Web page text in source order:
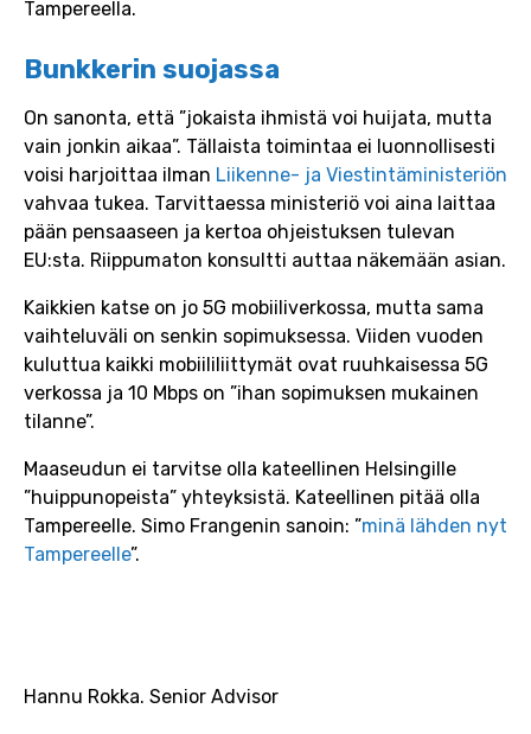
Tampereella.
Bunkkerin suojassa
On sanonta, että ”jokaista ihmistä voi huijata, mutta
vain jonkin aikaa”. Tällaista toimintaa ei luonnollisesti
voisi harjoittaa ilman Liikenne- ja Viestintäministeriön
vahvaa tukea. Tarvittaessa ministeriö voi aina laittaa
pään pensaaseen ja kertoa ohjeistuksen tulevan
EU:sta. Riippumaton konsultti auttaa näkemään asian.
Kaikkien katse on jo 5G mobiiliverkossa, mutta sama
vaihteluväli on senkin sopimuksessa. Viiden vuoden
kuluttua kaikki mobiililiittymät ovat ruuhkaisessa 5G
verkossa ja 10 Mbps on ”ihan sopimuksen mukainen
tilanne”.
Maaseudun ei tarvitse olla kateellinen Helsingille
”huippunopeista” yhteyksistä. Kateellinen pitää olla
Tampereelle. Simo Frangenin sanoin: ”minä lähden nyt
Tampereelle”.
Hannu Rokka. Senior Advisor